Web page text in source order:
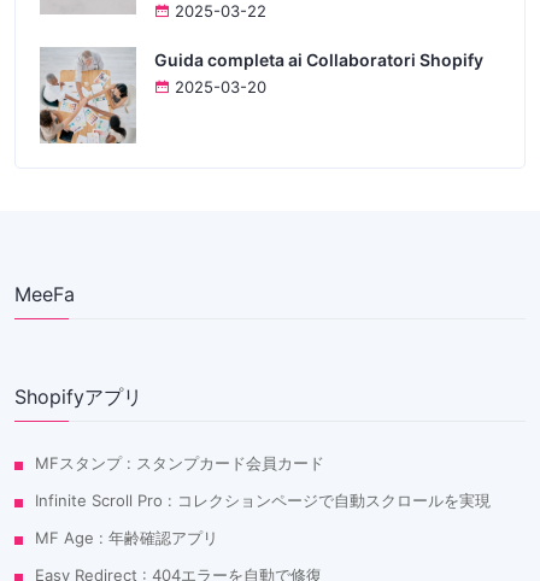
2025-03-22
Guida completa ai Collaboratori Shopify
2025-03-20
MeeFa
Shopifyアプリ
MFスタンプ : スタンプカード会員カード
Infinite Scroll Pro : コレクションページで自動スクロールを実現
MF Age : 年齢確認アプリ
Easy Redirect : 404エラーを自動で修復